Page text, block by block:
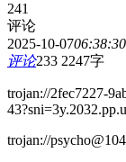
241
评论
2025-10-0706:38:30
评论233 2247字
trojan://2fec7227-
trojan://